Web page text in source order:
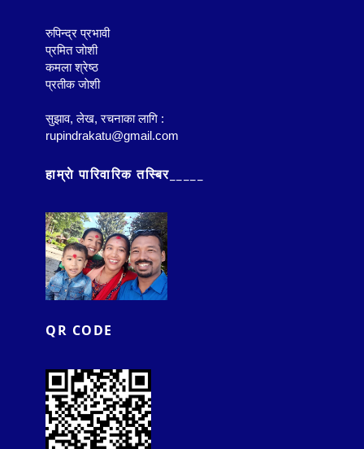
रुपिन्द्र प्रभावी
प्रमित जाेशी
कमला श्रेष्ठ
प्रतीक जाेशी
सुझाव, लेख, रचनाका लागि :
rupindrakatu@gmail.com
हाम्राे पारिवारिक तस्बिर_____
QR CODE